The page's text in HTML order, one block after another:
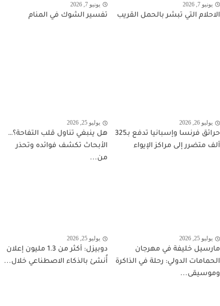
يونيو 7, 2026
الاحلام التي تبشر بالحمل القريب
يونيو 7, 2026
تفسير الشوك في المنام
يوليو 26, 2026
حرائق فرنسا وإسبانيا تدفع بـ325
ألف متضرر إلى مراكز الإيواء
يوليو 25, 2026
هل ينبغي تناول قلب التفاحة؟…
الأبحاث تكشف فوائده وتحذر
من...
يوليو 25, 2026
مارسيل خليفة في مهرجان
الحمامات الدولي: رحلة في الذاكرة
وموسيقى...
يوليو 25, 2026
دوبيزل: أكثر من 1.3 مليون إعلان
أُنشئ بالذكاء الاصطناعي خلال...